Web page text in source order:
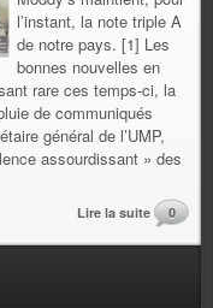
l’instant, la note triple A
de notre pays. [1] Les
bonnes nouvelles en
rare ces temps-ci, la
de communiqués
général de l’UMP,
assourdissant » des
Lire la suite 0